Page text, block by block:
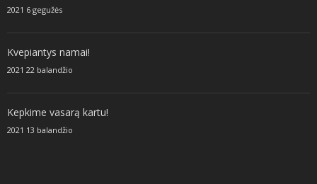
2021 6 gegužės
Kvepiantys namai!
2021 22 balandžio
Kepkime vasarą kartu!
2021 13 balandžio